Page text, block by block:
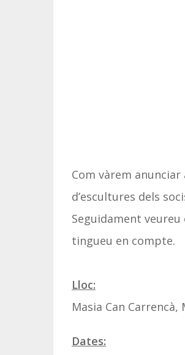
Com vàrem
d’escultures dels
Seguidament
tingueu en compte.
Lloc:
Masia Can
Dates: